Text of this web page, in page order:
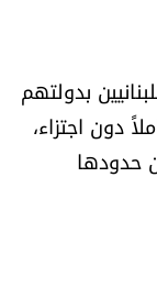
بدولتهم
الجاد بتنفيذ القرار 1701 كاملاً دون اجتزاء،
حدودها